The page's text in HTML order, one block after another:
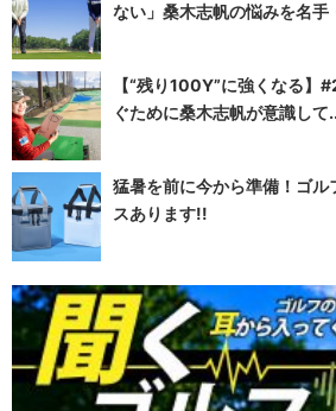
ない」桑木志帆の悩みを名手
【“残り100Y”に強くなる】
ぐために桑木志帆が意識して
猛暑を前に今から準備！ゴル
スあります!!